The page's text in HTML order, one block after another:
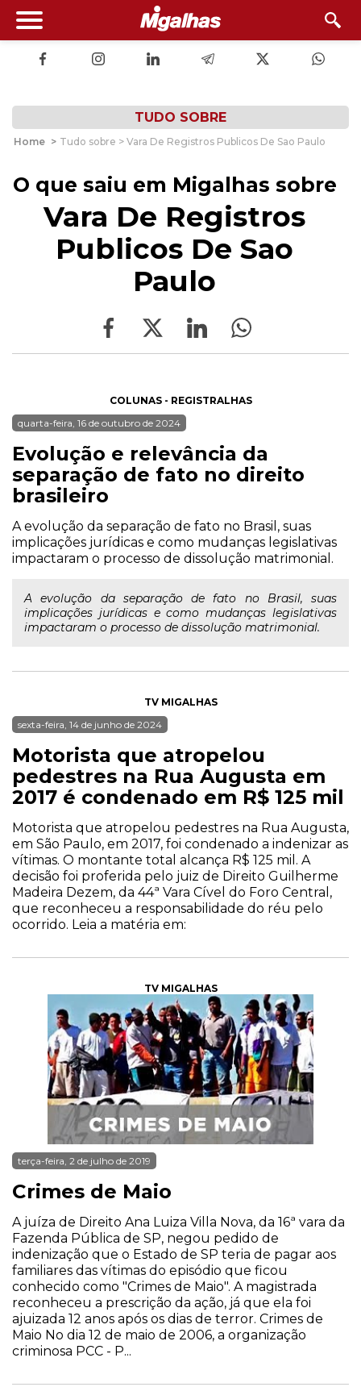
TUDO SOBRE
Home > Tudo sobre > Vara De Registros Publicos De Sao Paulo
O que saiu em Migalhas sobre
Vara De Registros
Publicos De Sao
Paulo
COLUNAS - REGISTRALHAS
quarta-feira, 16 de outubro de 2024
Evolução e relevância da
separação de fato no direito
brasileiro
A evolução da separação de fato no Brasil, suas
implicações jurídicas e como mudanças legislativas
impactaram o processo de dissolução matrimonial.
A evolução da separação de fato no Brasil, suas
implicações jurídicas e como mudanças legislativas
impactaram o processo de dissolução matrimonial.
TV MIGALHAS
sexta-feira, 14 de junho de 2024
Motorista que atropelou
pedestres na Rua Augusta em
2017 é condenado em R$ 125 mil
Motorista que atropelou pedestres na Rua Augusta,
em São Paulo, em 2017, foi condenado a indenizar as
vítimas. O montante total alcança R$ 125 mil. A
decisão foi proferida pelo juiz de Direito Guilherme
Madeira Dezem, da 44ª Vara Cível do Foro Central,
que reconheceu a responsabilidade do réu pelo
ocorrido. Leia a matéria em:
TV MIGALHAS
terça-feira, 2 de julho de 2019
Crimes de Maio
A juíza de Direito Ana Luiza Villa Nova, da 16ª vara da
Fazenda Pública de SP, negou pedido de
indenização que o Estado de SP teria de pagar aos
familiares das vítimas do episódio que ficou
conhecido como "Crimes de Maio". A magistrada
reconheceu a prescrição da ação, já que ela foi
ajuizada 12 anos após os dias de terror. Crimes de
Maio No dia 12 de maio de 2006, a organização
criminosa PCC - P...